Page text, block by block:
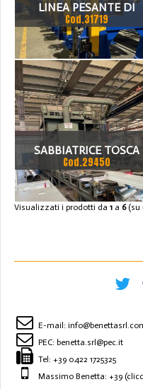
LINEA PESANTE DI
GRANIGLIATURA
BARRE AUTOMATICA
REVISIONATA MARCA
FISCHER – DISA (
GERMANY )
Cod.31719
SABBIATRICE TOSCA
2500MM
Cod.29450
Visualizzati i prodotti da 1 a 6(su
E-mail:
PEC: benetta.srl@pec.it
Tel: +39 0422 1725325
Massimo Benetta: +39